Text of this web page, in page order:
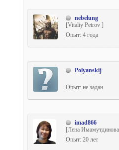
nebelung
[Vitaliy Petrov ]
Опыт: 4 года
Polyanskij
Опыт: не задан
imad866
[Лена
Опыт: 20 лет